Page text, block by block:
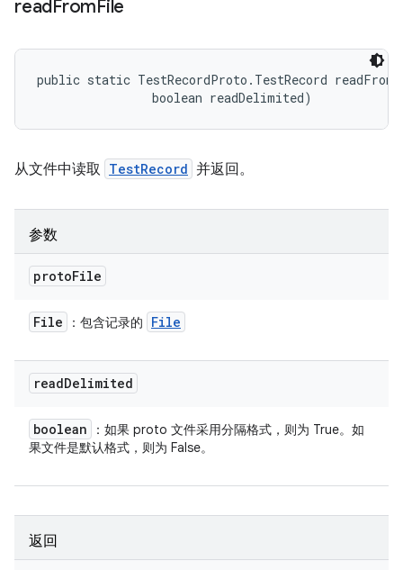
readFromFile
public static TestRecordProto.TestRecord
                boolean readDelimited)
从文件中读取 TestRecord 并返回。
参数
protoFile
File ：包含记录的 File
readDelimited
boolean
：如果 proto 文件采用分隔格式，则为 True。如
果文件是默认格式，则为 False。
返回